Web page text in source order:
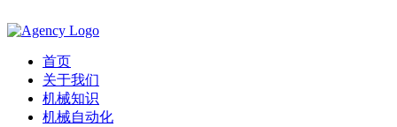
首页
关于我们
机械知识
机械自动化